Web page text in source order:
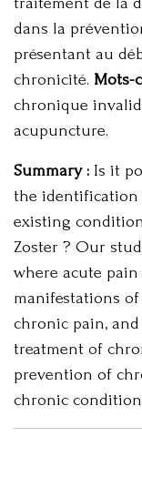
dans la
présentant au
chronicité. Mots-
chronique
acupuncture.
Summary : Is it
the
existing
Zoster ? Our
where acute
manifestations
chronic pain,
treatment of
prevention of
chronic